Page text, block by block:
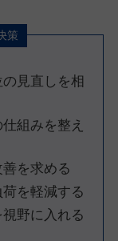
策
見直しを相
組みを整え
を求める
を軽減する
野に入れる